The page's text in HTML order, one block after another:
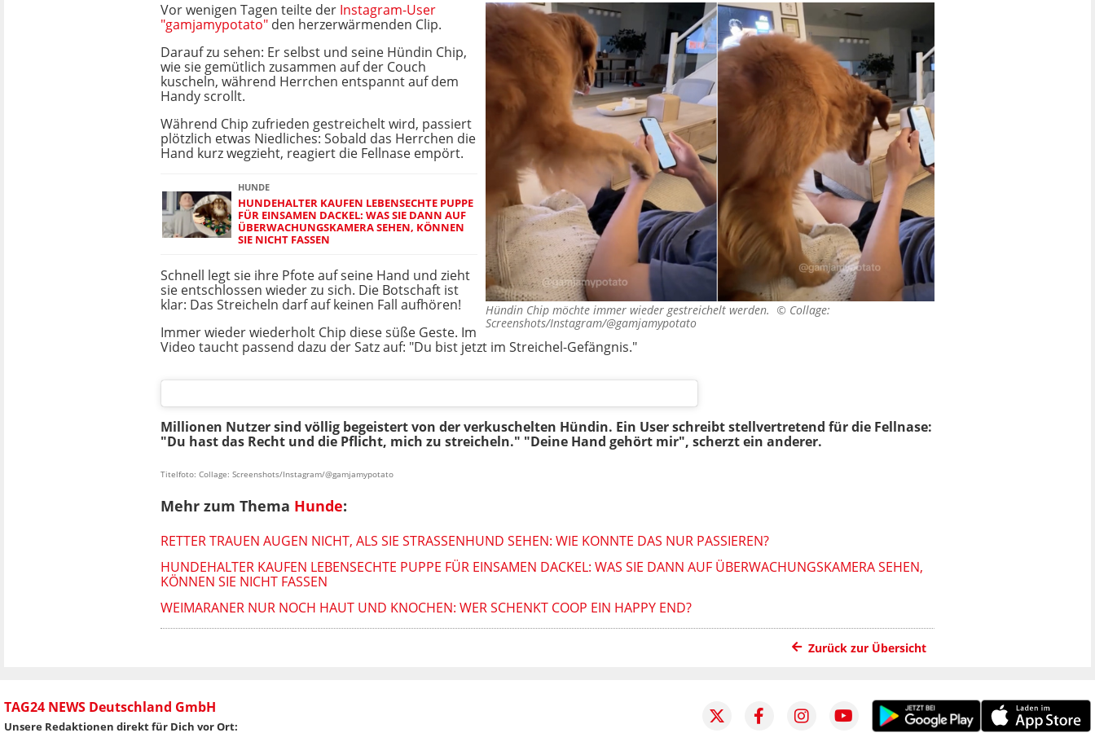
Hündin Chip möchte immer wieder gestreichelt werden. © Collage:
Screenshots/Instagram/@gamjamypotato
Vor wenigen Tagen teilte der Instagram-User
"gamjamypotato" den herzerwärmenden Clip.
Darauf zu sehen: Er selbst und seine Hündin Chip,
wie sie gemütlich zusammen auf der Couch
kuscheln, während Herrchen entspannt auf dem
Handy scrollt.
Während Chip zufrieden gestreichelt wird, passiert
plötzlich etwas Niedliches: Sobald das Herrchen die
Hand kurz wegzieht, reagiert die Fellnase empört.
HUNDE
HUNDEHALTER KAUFEN LEBENSECHTE PUPPE
FÜR EINSAMEN DACKEL: WAS SIE DANN AUF
ÜBERWACHUNGSKAMERA SEHEN, KÖNNEN
SIE NICHT FASSEN
Schnell legt sie ihre Pfote auf seine Hand und zieht
sie entschlossen wieder zu sich. Die Botschaft ist
klar: Das Streicheln darf auf keinen Fall aufhören!
Immer wieder wiederholt Chip diese süße Geste. Im
Video taucht passend dazu der Satz auf: "Du bist jetzt im Streichel-Gefängnis."
Millionen Nutzer sind völlig begeistert von der verkuschelten Hündin. Ein User schreibt stellvertretend für die Fellnase:
"Du hast das Recht und die Pflicht, mich zu streicheln." "Deine Hand gehört mir", scherzt ein anderer.
Titelfoto: Collage: Screenshots/Instagram/@gamjamypotato
Mehr zum Thema Hunde:
RETTER TRAUEN AUGEN NICHT, ALS SIE STRASSENHUND SEHEN: WIE KONNTE DAS NUR PASSIEREN?
HUNDEHALTER KAUFEN LEBENSECHTE PUPPE FÜR EINSAMEN DACKEL: WAS SIE DANN AUF ÜBERWACHUNGSKAMERA SEHEN,
KÖNNEN SIE NICHT FASSEN
WEIMARANER NUR NOCH HAUT UND KNOCHEN: WER SCHENKT COOP EIN HAPPY END?
Zurück zur Übersicht
TAG24 NEWS Deutschland GmbH
Unsere Redaktionen direkt für Dich vor Ort: